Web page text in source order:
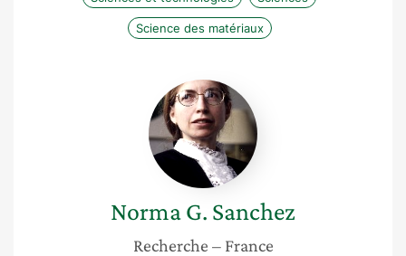
Science des matériaux
Norma
G.
Sanchez
Norma G. Sanchez
Recherche – France